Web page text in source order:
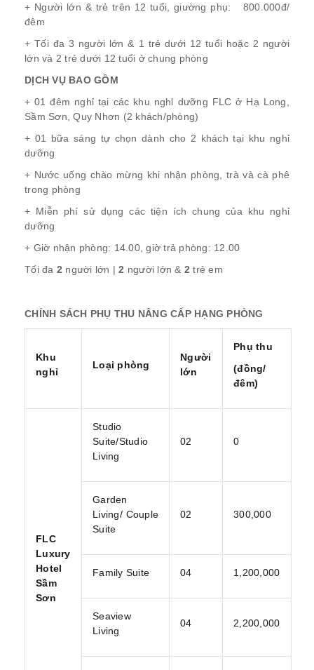
+ Người lớn & trẻ trên 12 tuổi, giường phụ: 800.000đ/
đêm
+ Tối đa 3 người lớn & 1 trẻ dưới 12 tuổi hoặc 2 người
lớn và 2 trẻ dưới 12 tuổi ở chung phòng
DỊCH VỤ BAO GỒM
+ 01 đêm nghỉ tại các khu nghỉ dưỡng FLC ở Hạ Long,
Sầm Sơn, Quy Nhơn (2 khách/phòng)
+ 01 bữa sáng tự chọn dành cho 2 khách tại khu nghỉ
dưỡng
+ Nước uống chào mừng khi nhận phòng, trà và cà phê
trong phòng
+ Miễn phí sử dụng các tiện ích chung của khu nghỉ
dưỡng
+ Giờ nhận phòng: 14.00, giờ trả phòng: 12.00
Tối đa 2 người lớn |2 người lớn & 2 trẻ em
CHÍNH SÁCH PHỤ THU NÂNG CẤP HẠNG PHÒNG
Khu
nghỉ
Loại phòng
Người
lớn
Phụ thu
(đồng/
đêm)
FLC
Luxury
Hotel
Sầm
Sơn
Studio
Suite/Studio
Living
02 0
Garden
Living/ Couple
Suite
02 300,000
Family Suite 04 1,200,000
Seaview
Living
04 2,200,000